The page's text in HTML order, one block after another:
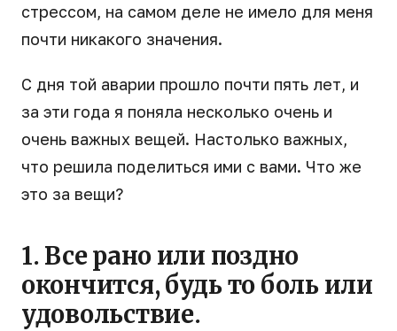
стрессом, на самом деле не имело для меня
почти никакого значения.
С дня той аварии прошло почти пять лет, и
за эти года я поняла несколько очень и
очень важных вещей. Настолько важных,
что решила поделиться ими с вами. Что же
это за вещи?
1. Все рано или поздно
окончится, будь то боль или
удовольствие.